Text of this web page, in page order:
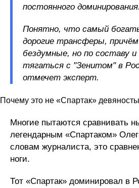
постоянного доминирования.
Понятно, что самый
дорогие трансферы,
бездумные, но по составу
тягаться с "Зенитом" в
отмечет эксперт.
Почему это не «Спартак»
Многие пытаются сравнивать
легендарным «Спартаком»
словам журналиста, это
ноги.
Тот «Спартак» доминировал в